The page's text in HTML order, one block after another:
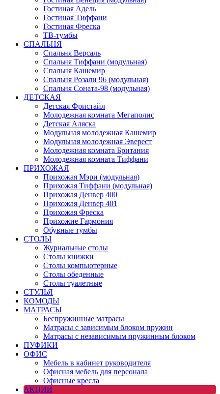
Гостиная Адель
Гостиная Тиффани
Гостиная Фреска
ТВ-тумбы
СПАЛЬНЯ
Спальня Версаль
Спальня Тиффани (модульная)
Спальня Кашемир
Спальня Розали 96 (модульная)
Спальня Соната-98 (модульная)
ДЕТСКАЯ
Детская Фристайл
Молодежная комната Мегаполис
Детская Аляска
Модульная молодежная Кашемир
Модульная молодежная Эверест
Молодежная комната Британия
Молодежная комната Тиффани
ПРИХОЖАЯ
Прихожая Мэри (модульная)
Прихожая Тиффани (модульная)
Прихожая Денвер 400
Прихожая Денвер 401
Прихожая Фреска
Прихожие Гармония
Обувные тумбы
СТОЛЫ
Журнальные столы
Столы книжки
Столы компьютерные
Столы обеденные
Столы туалетные
СТУЛЬЯ
КОМОДЫ
МАТРАСЫ
Беспружинные матрасы
Матрасы с зависимым блоком пружин
Матрасы с независимым пружинным блоком
ПУФИКИ
ОФИС
Мебель в кабинет руководителя
Офисная мебель для персонала
Офисные кресла
АКЦИИ